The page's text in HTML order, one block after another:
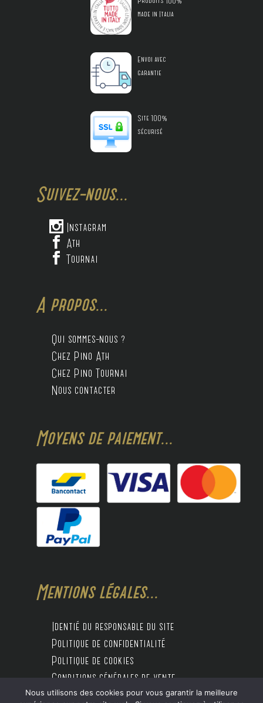
made in Italia
Envoi avec
garantie
Site 100%
sécurisé
Suivez-nous...
 Instagram
 Ath
 Tournai
A propos...
Qui sommes-nous ?
Chez Pino Ath
Chez Pino Tournai
Nous contacter
Moyens de paiement...
Mentions légales...
Identié du responsable du site
Politique de confidentialité
Politique de cookies
Conditions générales de vente
Nous utilisons des cookies pour vous garantir la meilleure